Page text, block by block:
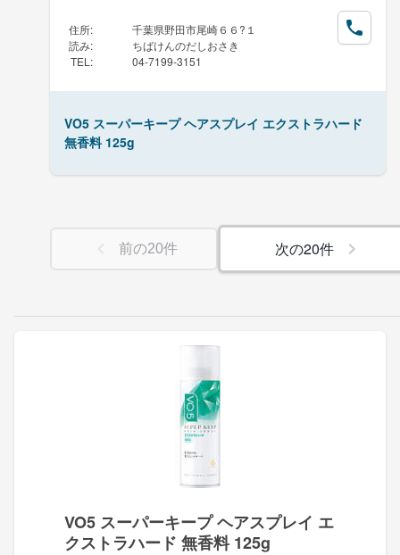
VO5 スーパーキープ ヘアスプレイ エ
クストラハード 無香料 125g
住所:
千葉県野田市尾崎６６?１
読み:
ちばけんのだしおさき
TEL : 04-7199-3151
VO5 スーパーキープ ヘアスプレイ エクストラハード
無香料 125g
前の20件 次の20件